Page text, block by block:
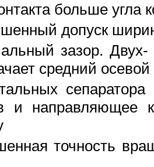
больше угла
допуск
зазор.
средний
сепаратора
и направляющее
точность